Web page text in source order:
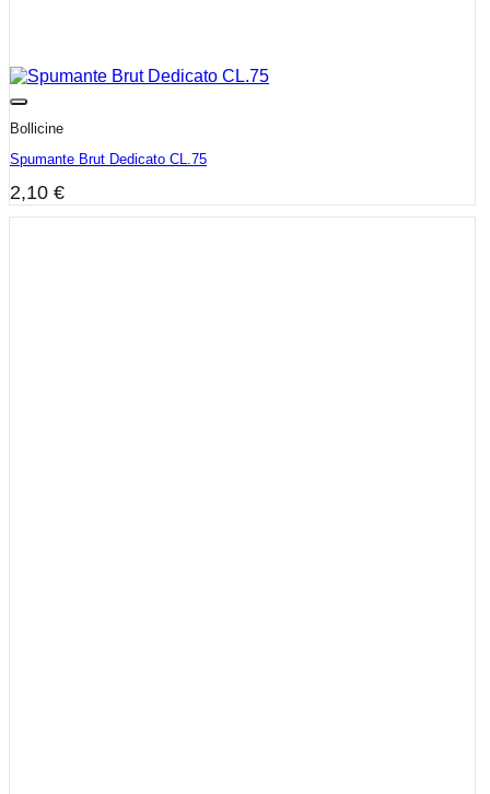
Bollicine
Spumante Brut Dedicato CL.75
2,10 €